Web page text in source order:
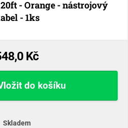
- Orange - nástrojový
- 1ks
Kč
do košíku
Skladem